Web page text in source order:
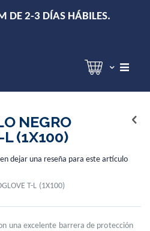
DE 2-3 DÍAS HÁBILES.
NEGRO
(1X100)
dejar una reseña para este artículo
T-L (1X100)
una excelente barrera de protección